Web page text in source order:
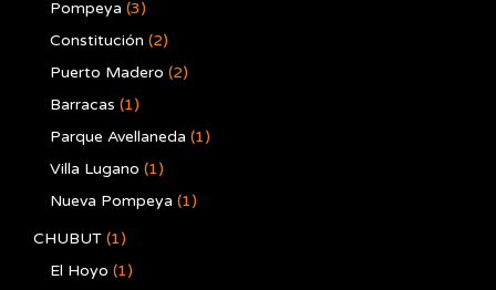
Pompeya (3)
Constitución (2)
Puerto Madero (2)
Barracas (1)
Parque Avellaneda (1)
Villa Lugano (1)
Nueva Pompeya (1)
CHUBUT (1)
El Hoyo (1)